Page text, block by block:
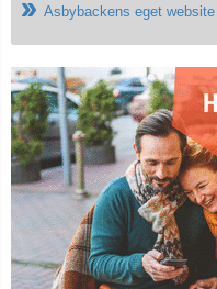
Asbybackens eget